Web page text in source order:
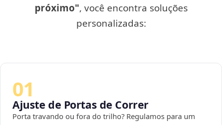
próximo", você encontra soluções
personalizadas:
01
Ajuste de Portas de Correr
Porta travando ou fora do trilho? Regulamos para um